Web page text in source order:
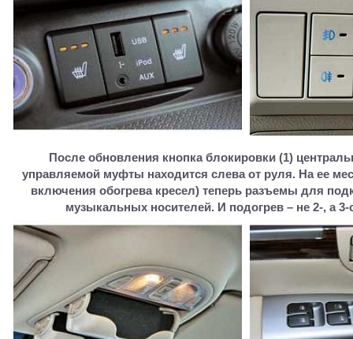
После обновления кнопка блокировки (1)
управляемой муфты находится слева от руля. На ее
включения обогрева кресел) теперь разъемы для
музыкальных носителей. И подогрев – не 2-, а 3-